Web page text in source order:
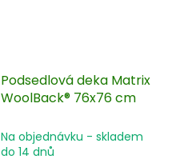
Podsedlová deka Matrix
WoolBack® 76x76 cm
Na objednávku - skladem
do 14 dnů